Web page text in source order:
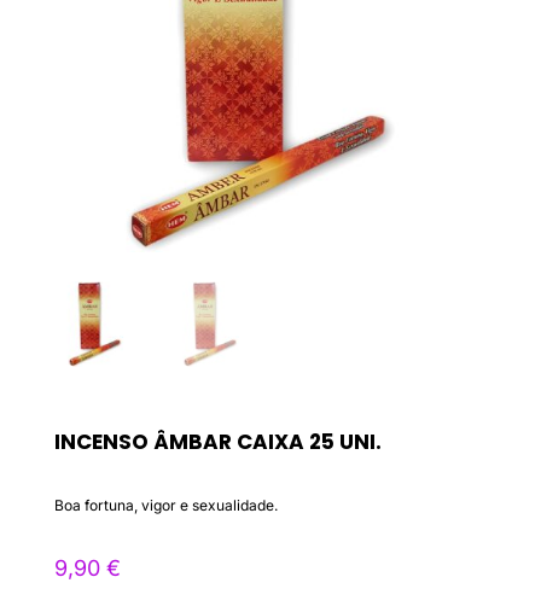
INCENSO ÂMBAR CAIXA 25 UNI.
Boa fortuna, vigor e sexualidade.
9,90 €